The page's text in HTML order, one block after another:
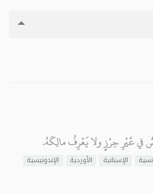
في غَيْرِ حِرْزٍ ولا يَعْرِفُ مالِكَهُ.
الإسبانية الأوردية
الإندونيسية